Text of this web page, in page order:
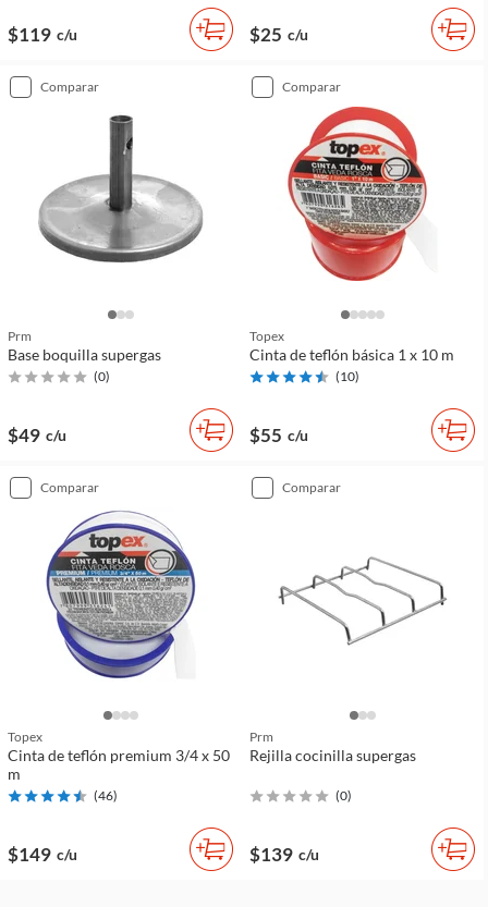
$119 c/u $25 c/u
comparar
Prm
Base boquilla supergas
(0)
$49 c/u
comparar
Topex
Cinta de teflón básica 1 x 10 m
(10)
$55 c/u
comparar
Topex
Cinta de teflón premium 3/4 x 50
m
(46)
$149 c/u
comparar
Prm
Rejilla cocinilla supergas
(0)
$139 c/u